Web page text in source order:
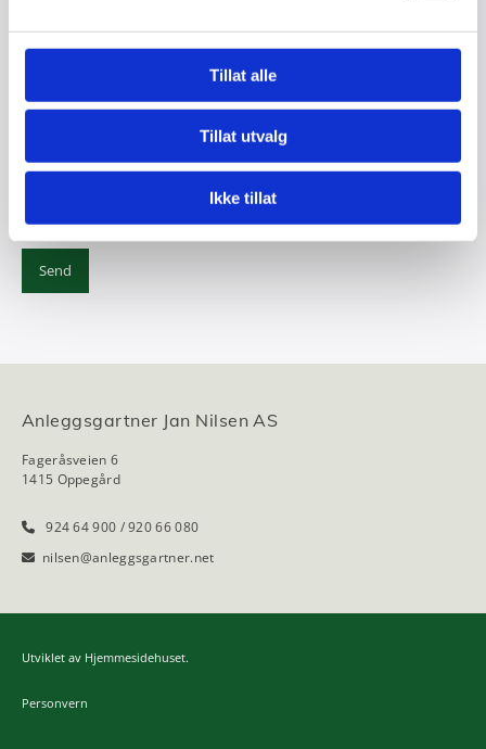
Tillat alle
Tillat utvalg
Ikke tillat
Anleggsgartner Jan Nilsen AS
Fageråsveien 6
1415 Oppegård
 924 64 900 /920 66 080
 nilsen@anleggs­gartner.net
Utviklet av Hjemmesidehuset.
Personvern